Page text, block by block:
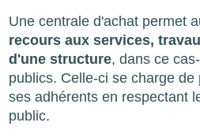
Une centrale d'achat permet
recours aux services,
d'une structure, dans ce
publics. Celle-ci se charge
ses adhérents en respectant
public.